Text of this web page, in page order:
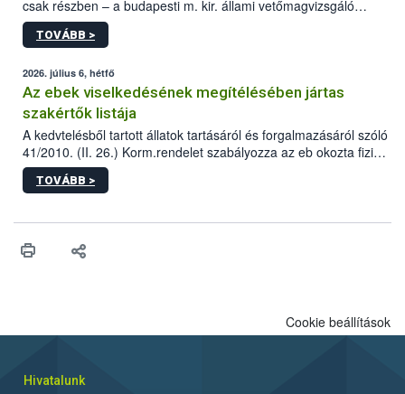
csak részben – a budapesti m. kir. állami vetőmagvizsgáló
állomás a Kis Rókus utca 15. szám alatti, Czigler Győző által
tervezett új épületébe.
TOVÁBB >
2026. július 6, hétfő
Az ebek viselkedésének megítélésében jártas
szakértők listája
A kedvtelésből tartott állatok tartásáról és forgalmazásáról szóló
41/2010. (II. 26.) Korm.rendelet szabályozza az eb okozta fizikai
sérülés, illetve ennek veszélye keletkezésekor felmerülő
hatósági feladatokat, valamint a veszélyes eb tartását és annak
vonni az ebek viselkedésének megítélésében jártas szakértőt.
TOVÁBB >
Cookie beállítások
Hivatalunk